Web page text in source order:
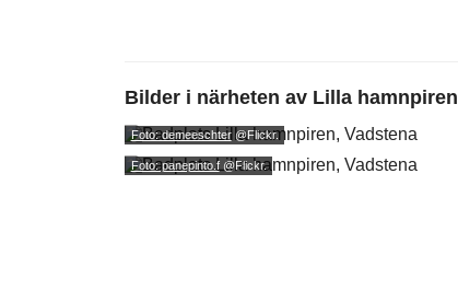
Bilder i närheten av Lilla hamnpiren
Foto: demeeschter@Flickr.
Foto: panepinto.f@Flickr.